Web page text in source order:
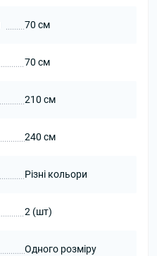
70 см
70 см
210 см
240 см
Різні кольори
2 (шт)
Одного розміру